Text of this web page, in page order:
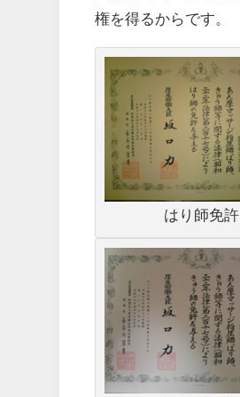
権を得るからです。
はり師免許